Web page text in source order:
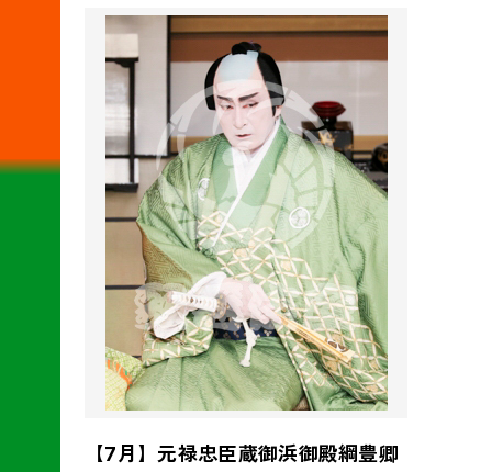
【7月】元禄忠臣蔵御浜御殿綱豊卿